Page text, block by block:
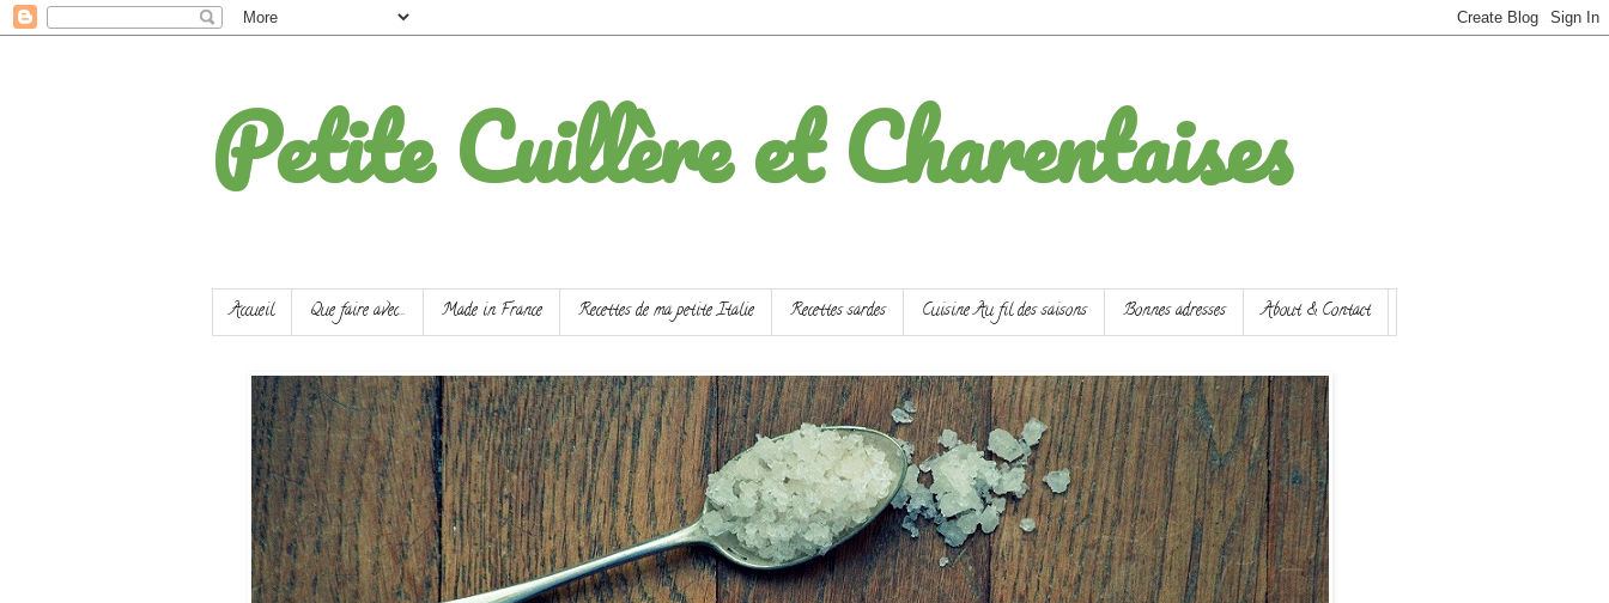
Petite Cuillère et Charentaises
Accueil Que faire avec... Made in France Recettes de ma petite Italie Recettes sardes Cuisine Au fil des saisons Bonnes adresses About & Contact